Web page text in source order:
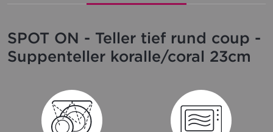
SPOT ON - Teller tief rund coup -
Suppenteller koralle/coral 23cm